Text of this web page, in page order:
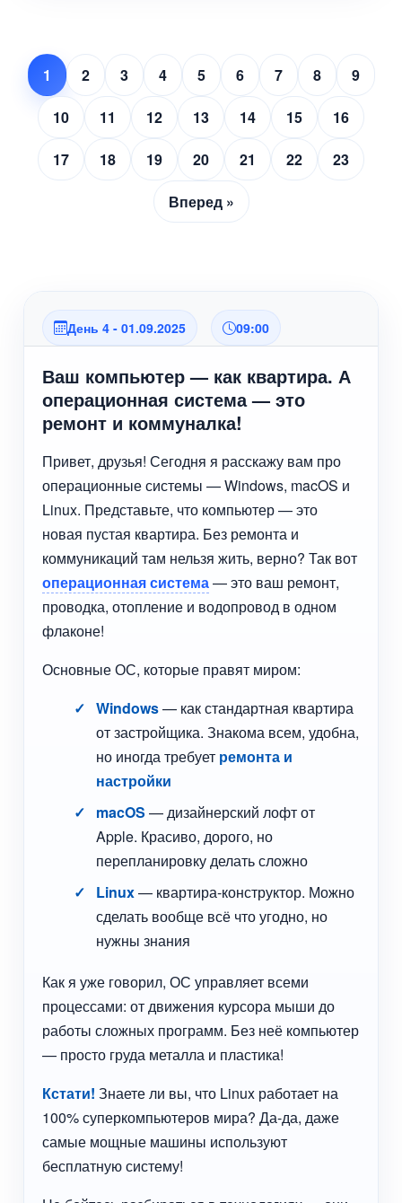
1 2 3 4 5 6 7 8 9
10 11 12 13 14 15 16
17 18 19 20 21 22 23
Вперед »
День 4 - 01.09.2025 09:00
Ваш компьютер — как квартира. А
операционная система — это
ремонт и коммуналка!
Привет, друзья! Сегодня я расскажу вам про
операционные системы — Windows, macOS и
Linux. Представьте, что компьютер — это
новая пустая квартира. Без ремонта и
коммуникаций там нельзя жить, верно? Так вот
операционная система— это ваш ремонт,
проводка, отопление и водопровод в одном
флаконе!
Основные ОС, которые правят миром:
Windows— как стандартная квартира
от застройщика. Знакома всем, удобна,
но иногда требует ремонта и
настройки
macOS — дизайнерский лофт от
Apple. Красиво, дорого, но
перепланировку делать сложно
Linux— квартира-конструктор. Можно
сделать вообще всё что угодно, но
нужны знания
Как я уже говорил, ОС управляет всеми
процессами: от движения курсора мыши до
работы сложных программ. Без неё компьютер
— просто груда металла и пластика!
Кстати! Знаете ли вы, что Linux работает на
100% суперкомпьютеров мира? Да-да, даже
самые мощные машины используют
бесплатную систему!